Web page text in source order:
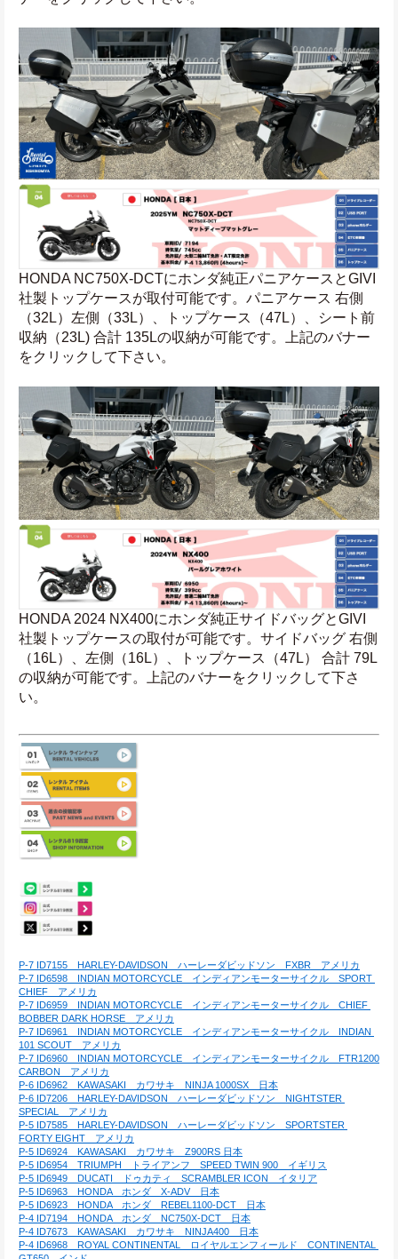
HONDA NC750X-DCTにホンダ純正パニアケースとGIVI
社製トップケースが取付可能です。パニアケース 右側
（32L）左側（33L）、トップケース（47L）、シート前
収納（23L) 合計 135Lの収納が可能です。上記のバナー
をクリックして下さい。
HONDA 2024 NX400にホンダ純正サイドバッグとGIVI
社製トップケースの取付が可能です。サイドバッグ 右側
（16L）、左側（16L）、トップケース（47L） 合計 79L
の収納が可能です。上記のバナーをクリックして下さ
い。
P-7 ID7155　HARLEY-DAVIDSON　ハーレーダビッドソン　FXBR　アメリカ
P-7 ID6598　INDIAN MOTORCYCLE　インディアンモーターサイクル　SPORT
CHIEF　アメリカ
P-7 ID6959　INDIAN MOTORCYCLE　インディアンモーターサイクル　CHIEF
BOBBER DARK HORSE　アメリカ
P-7 ID6961　INDIAN MOTORCYCLE　インディアンモーターサイクル　INDIAN
101 SCOUT　アメリカ
P-7 ID6960　INDIAN MOTORCYCLE　インディアンモーターサイクル　FTR1200
CARBON　アメリカ
P-6 ID6962　KAWASAKI　カワサキ　NINJA 1000SX　日本
P-6 ID7206　HARLEY-DAVIDSON　ハーレーダビッドソン　NIGHTSTER
SPECIAL　アメリカ
P-5 ID7585　HARLEY-DAVIDSON　ハーレーダビッドソン　SPORTSTER
FORTY EIGHT　アメリカ
P-5 ID6924　KAWASAKI　カワサキ　Z900RS 日本
P-5 ID6954　TRIUMPH　トライアンフ　SPEED TWIN 900　イギリス
P-5 ID6949　DUCATI　ドゥカティ　SCRAMBLER ICON　イタリア
P-5 ID6963　HONDA　ホンダ　X-ADV　日本
P-5 ID6923　HONDA　ホンダ　REBEL1100-DCT　日本
P-4 ID7194　HONDA　ホンダ　NC750X-DCT　日本
P-4 ID7673　KAWASAKI　カワサキ　NINJA400　日本
P-4 ID6968　ROYAL CONTINENTAL　ロイヤルエンフィールド　CONTINENTAL